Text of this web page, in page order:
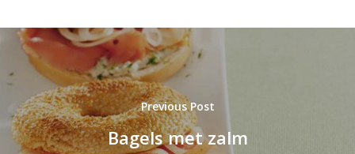
Previous Post
Bagels met zalm